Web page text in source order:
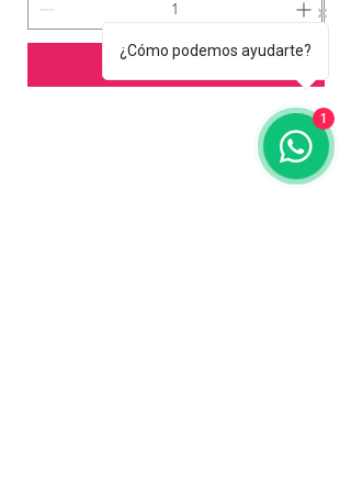
Add to Cart
¿Cómo podemos ayudarte?
1